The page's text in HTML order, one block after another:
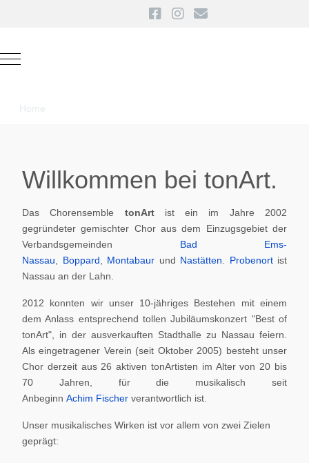
Mobile Menu Toggle
Home
Willkommen bei tonArt.
Das Chorensemble tonArt ist ein im Jahre 2002
gegründeter gemischter Chor aus dem Einzugsgebiet der
Verbandsgemeinden Bad Ems-
Nassau
Boppard Montabaur und Nastätten Probenortist
Nassau an der Lahn.
2012 konnten wir unser 10-jähriges Bestehen mit einem
dem Anlass entsprechend tollen Jubiläumskonzert "Best of
tonArt", in der ausverkauften Stadthalle zu Nassau feiern.
Als eingetragener Verein (seit Oktober 2005) besteht unser
Chor derzeit aus 26 aktiven tonArtisten im Alter von 20 bis
70 Jahren, für die musikalisch seit
Anbeginn Achim Fischer verantwortlich ist.
Unser musikalisches Wirken ist vor allem von zwei Zielen
geprägt: